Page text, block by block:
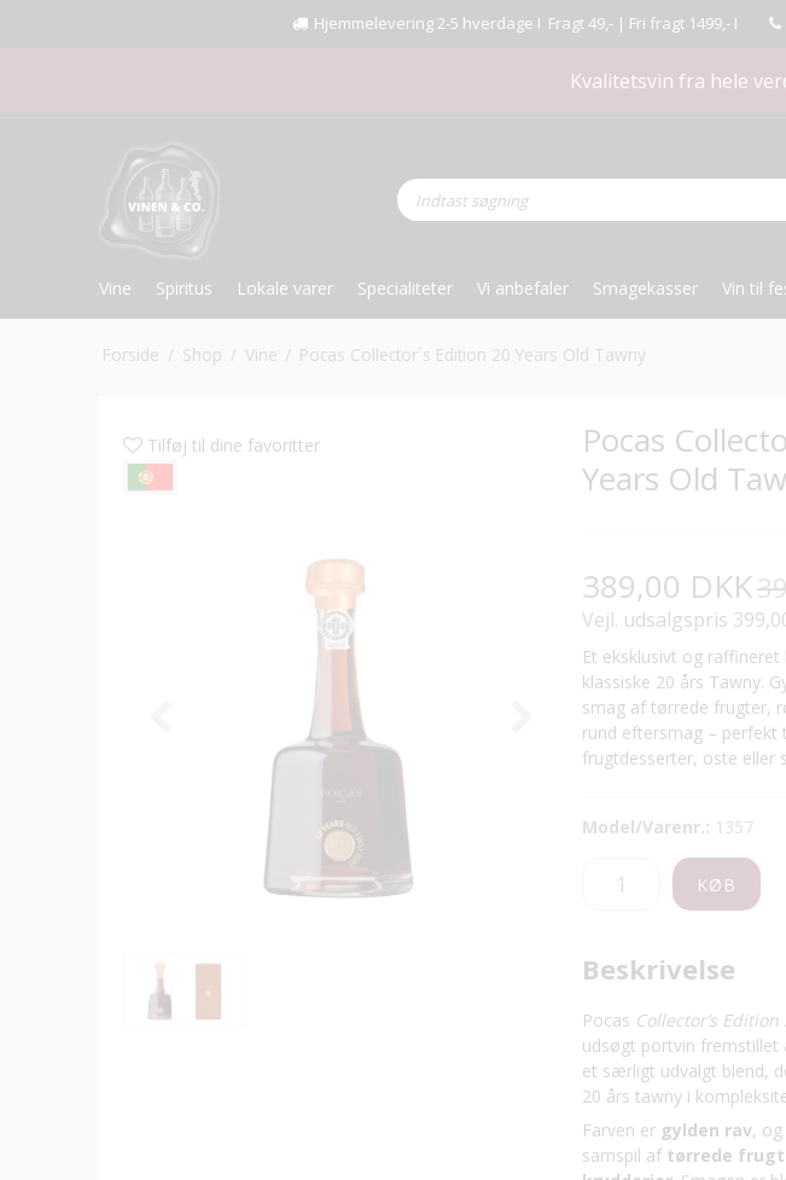
Hjemmelevering 2-5 hverdage I Fragt 49,- | Fri fragt 1499,- I
Kvalitetsvin fra hele
Vine Spiritus Lokale varer Specialiteter Vi anbefaler Smagekasser Vin til
Forside / Shop / Vine / Pocas Collector´s Edition 20 Years Old Tawny
Tilføj til dine favoritter
Pocas
Years Old
389,00 DKK
Vejl. udsalgspris
Et eksklusivt og
klassiske 20 års Tawny.
smag af tørrede frugter,
rund eftersmag – perfekt
frugtdesserter, oste eller
Model/Varenr.: 1357
KØB
Beskrivelse
Pocas Collector’s
udsøgt portvin fremstillet
et særligt udvalgt blend,
20 års tawny i
Farven er gylden rav,
samspil af tørrede